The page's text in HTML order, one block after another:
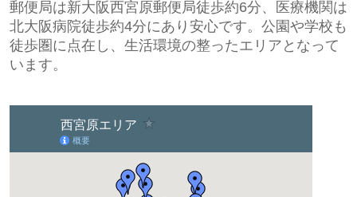
郵便局は新大阪西宮原郵便局徒歩約6分、医療機関は
北大阪病院徒歩約4分にあり安心です。公園や学校も
徒歩圏に点在し、生活環境の整ったエリアとなって
います。